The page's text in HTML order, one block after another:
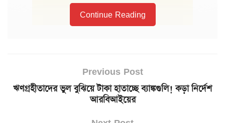
Continue Reading
Previous Post
ঋণগ্রহীতাদের ভুল বুঝিয়ে টাকা হাতাচ্ছে ব্যাঙ্কগুলি! কড়া নির্দেশ
আরবিআইয়ের